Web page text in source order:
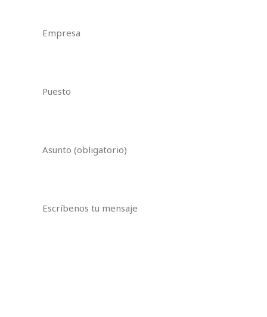
Empresa
Puesto
Asunto (obligatorio)
Escríbenos tu mensaje